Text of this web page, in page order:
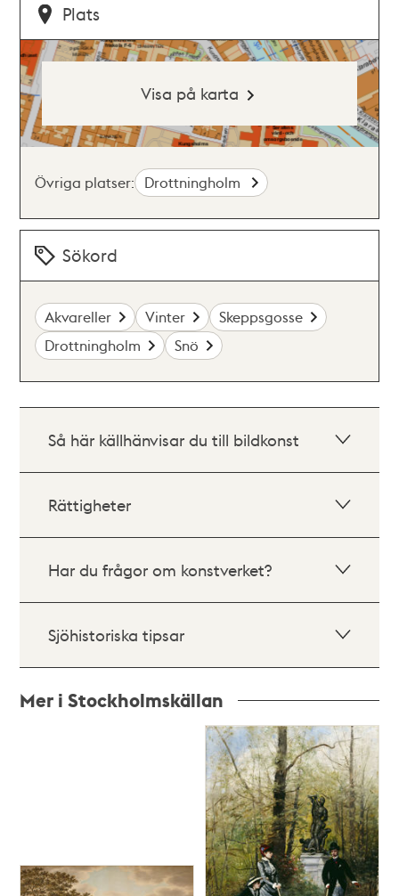
Plats
Visa på karta
Övriga platser: Drottningholm
Sökord
Akvareller Vinter
Skeppsgosse
Drottningholm
Snö
Så här källhänvisar du till bildkonst
Rättigheter
Har du frågor om konstverket?
Sjöhistoriska tipsar
Mer i Stockholmskällan